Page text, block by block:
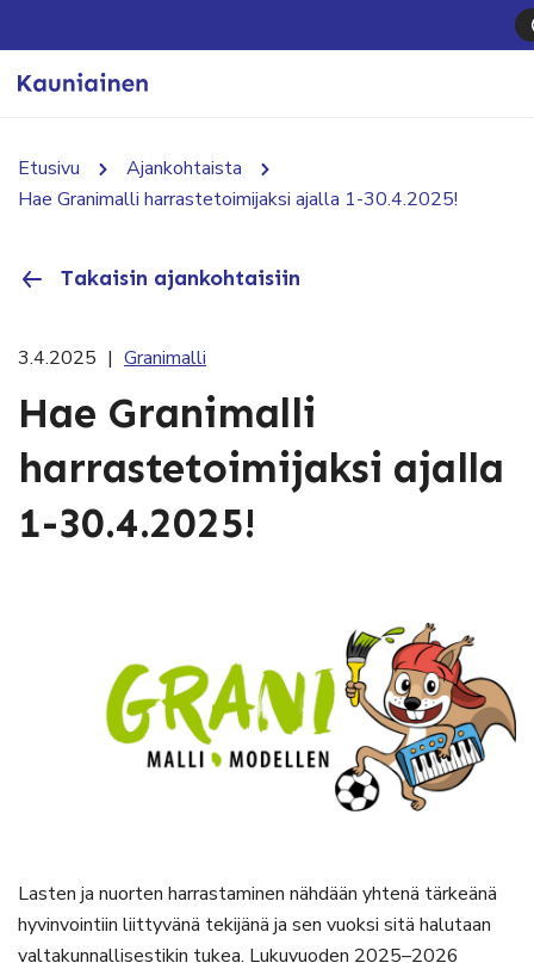
Etusivu
Ajankohtaista
Hae Granimalli harrastetoimijaksi ajalla 1-30.4.2025!
Takaisin ajankohtaisiin
3.4.2025 | Granimalli
Hae Granimalli
harrastetoimijaksi ajalla
1-30.4.2025!
Lasten ja nuorten harrastaminen nähdään yhtenä tärkeänä
hyvinvointiin liittyvänä tekijänä ja sen vuoksi sitä halutaan
valtakunnallisestikin tukea. Lukuvuoden 2025–2026